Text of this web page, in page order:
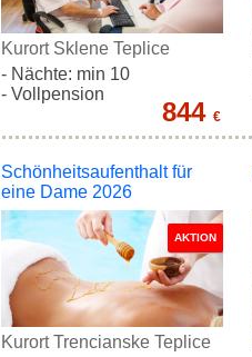
Kurort Sklene Teplice
- Nächte: min 10
- Vollpension
844 €
Schönheitsaufenthalt für
eine Dame 2026
AKTION
Kurort Trencianske Teplice